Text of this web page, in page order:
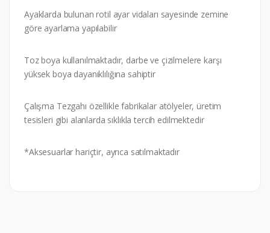
Ayaklarda bulunan rotil ayar vidaları sayesinde zemine
göre ayarlama yapılabilir
Toz boya kullanılmaktadır, darbe ve çizilmelere karşı
yüksek boya dayanıklılığına sahiptir
Çalışma Tezgahı özellikle fabrikalar atölyeler, üretim
tesisleri gibi alanlarda sıklıkla tercih edilmektedir
*Aksesuarlar hariçtir, ayrıca satılmaktadır